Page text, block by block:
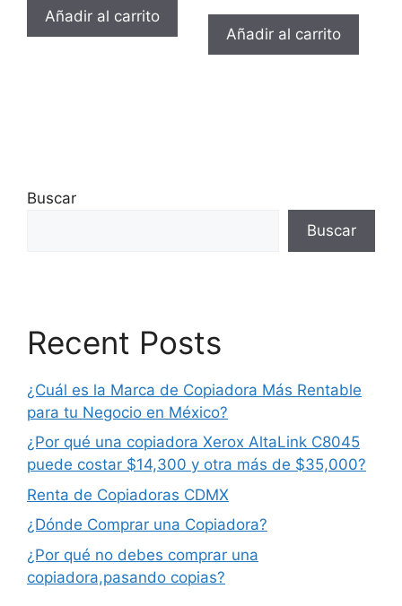
Añadir al carrito
Añadir al carrito
Buscar
Buscar
Recent Posts
¿Cuál es la Marca de Copiadora Más Rentable
para tu Negocio en México?
¿Por qué una copiadora Xerox AltaLink C8045
puede costar $14,300 y otra más de $35,000?
Renta de Copiadoras CDMX
¿Dónde Comprar una Copiadora?
¿Por qué no debes comprar una
copiadora,pasando copias?